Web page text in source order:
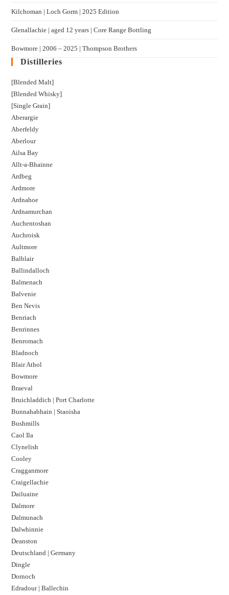
Kilchoman | Loch Gorm​ | 2025 Edition
Glenallachie | aged 12 years | Core Range Bottling
Bowmore | 2006 – 2025 | Thompson Brothers
Distilleries
[Blended Malt]
[Blended Whisky]
[Single Grain]
Aberargie
Aberfeldy
Aberlour
Ailsa Bay
Allt-a-Bhainne
Ardbeg
Ardmore
Ardnahoe
Ardnamurchan
Auchentoshan
Auchroisk
Aultmore
Balblair
Ballindalloch
Balmenach
Balvenie
Ben Nevis
Benriach
Benrinnes
Benromach
Bladnoch
Blair Athol
Bowmore
Braeval
Bruichladdich | Port Charlotte
Bunnahabhain | Staoisha
Bushmills
Caol Ila
Clynelish
Cooley
Cragganmore
Craigellachie
Dailuaine
Dalmore​
Dalmunach
Dalwhinnie
Deanston
Deutschland | Germany
Dingle
Dornoch
Edradour | Ballechin